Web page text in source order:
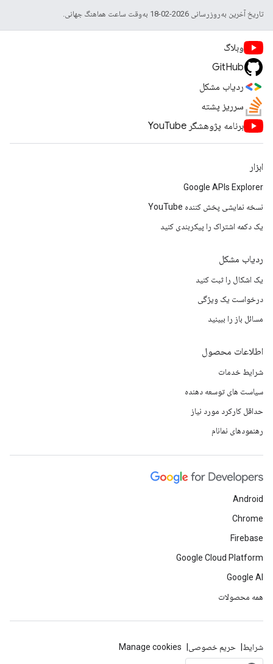
تاریخ آخرین به‌روزرسانی 2026-02-18 به‌وقت ساعت هماهنگ جهانی.
وبلاگ
GitHub
ردیاب مشکل
سرریز پشته
برنامه پژوهشگر YouTube
ابزار
Google APIs Explorer
نسخه نمایشی پخش کننده YouTube
یک دکمه اشتراک را پیکربندی کنید
ردیاب مشکل
یک اشکال را ثبت کنید
درخواست یک ویژگی
مسائل باز را ببینید
اطلاعات محصول
شرایط خدمات
سیاست های توسعه دهنده
حداقل کارکرد مورد نیاز
رهنمودهای نمانام
Android
Chrome
Firebase
Google Cloud Platform
Google AI
همه محصولات
شرایط حریم خصوصی Manage cookies